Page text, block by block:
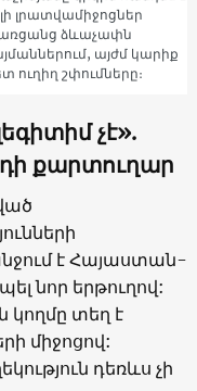
լրատվամիջոցներ
առցանց ձևաչափն
այժմ կարիք
ուղիղ շփումները։
չէ».
քարտուղար
է Հայաստան-
նոր երթուղով:
տեղ է
միջոցով:
դեռևս չի